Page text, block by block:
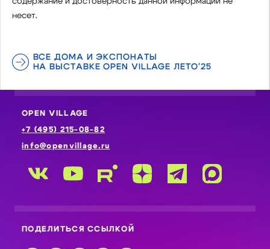
несет.
ВСЕ ДОМА И ЭКСПОНАТЫ
НА ВЫСТАВКЕ OPEN VILLAGE ЛЕТО'25
OPEN VILLAGE
+7 (495) 215-08-82
info@openvillage.ru
ПОДЕЛИТЬСЯ ССЫЛКОЙ